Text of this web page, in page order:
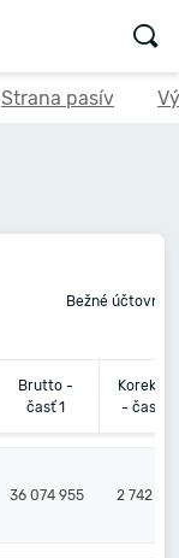
Strana pasív
Bežné účtovné
Brutto -
časť 1
Korekcia
- časť 2
36 074 955 2 742 769